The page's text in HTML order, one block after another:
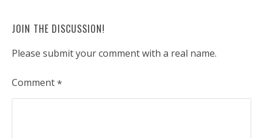
JOIN THE DISCUSSION!
Please submit your comment with a real name.
Comment*